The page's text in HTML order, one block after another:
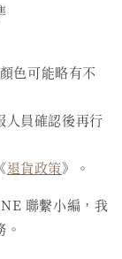
色可能略有不
人員確認後再行
退貨政策》。
聯繫小編，我